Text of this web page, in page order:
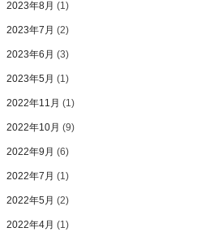
2023年8月 (1)
2023年7月 (2)
2023年6月 (3)
2023年5月 (1)
2022年11月 (1)
2022年10月 (9)
2022年9月 (6)
2022年7月 (1)
2022年5月 (2)
2022年4月 (1)